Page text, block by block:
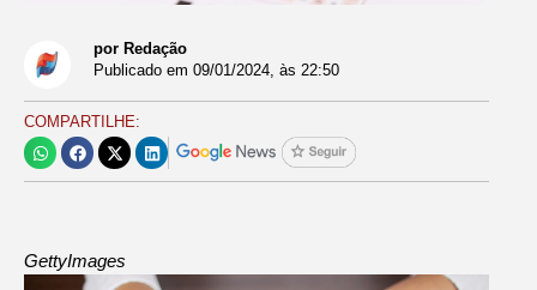
por Redação
Publicado em 09/01/2024, às 22:50
COMPARTILHE:
GettyImages